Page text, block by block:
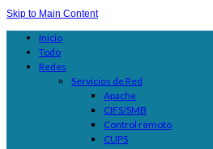
Skip to Main Content
Inicio
Todo
Redes
Servicios de Red
Apache
CIFS/SMB
Control remoto
CUPS